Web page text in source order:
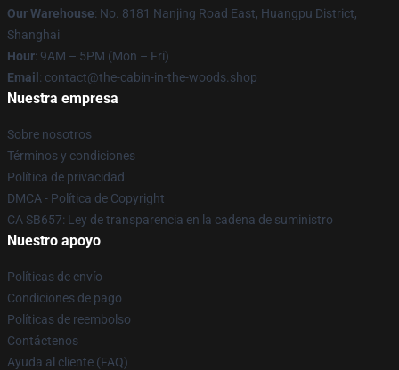
Our Warehouse: No. 8181 Nanjing Road East, Huangpu District,
Shanghai
Hour: 9AM – 5PM (Mon – Fri)
Email : contact@the-cabin-in-the-woods.shop
Nuestra empresa
Sobre nosotros
Términos y condiciones
Política de privacidad
DMCA - Política de Copyright
CA SB657: Ley de transparencia en la cadena de suministro
Nuestro apoyo
Políticas de envío
Condiciones de pago
Políticas de reembolso
Contáctenos
Ayuda al cliente (FAQ)